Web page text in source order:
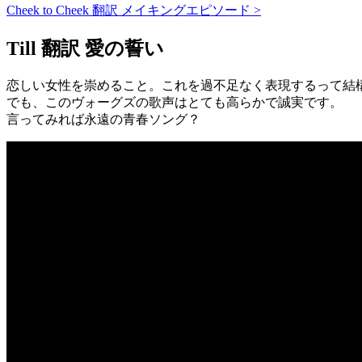
Cheek to Cheek 翻訳 メイキングエピソード >
Till 翻訳 愛の誓い
恋しい女性を崇めること。これを過不足なく表現するって結
でも、このヴォーグズの歌声はとても高らかで誠実です。
言ってみれば永遠の青春ソング？